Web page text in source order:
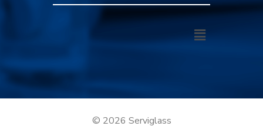
© 2026 Serviglass